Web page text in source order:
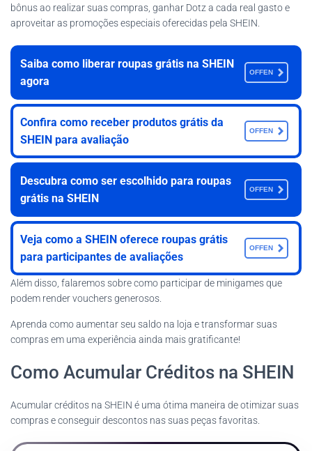
bônus ao realizar suas compras, ganhar Dotz a cada real gasto e
aproveitar as promoções especiais oferecidas pela SHEIN.
Saiba como liberar roupas grátis na SHEIN
agora
OFFEN
Confira como receber produtos grátis da
SHEIN para avaliação
OFFEN
Descubra como ser escolhido para roupas
grátis na SHEIN
OFFEN
Veja como a SHEIN oferece roupas grátis
para participantes de avaliações
OFFEN
Além disso, falaremos sobre como participar de minigames que
podem render vouchers generosos.
Aprenda como aumentar seu saldo na loja e transformar suas
compras em uma experiência ainda mais gratificante!
Como Acumular Créditos na SHEIN
Acumular créditos na SHEIN é uma ótima maneira de otimizar suas
compras e conseguir descontos nas suas peças favoritas.